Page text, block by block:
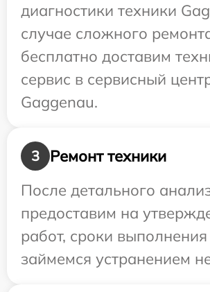
диагностики техники
случае сложного
бесплатно доставим
сервис в сервисный
Gaggenau.
3
Ремонт техники
После детального
предоставим на
работ, сроки
займемся устранением